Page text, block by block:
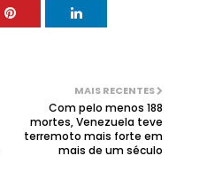
MAIS RECENTES
Com pelo menos 188
mortes, Venezuela teve
terremoto mais forte em
mais de um século